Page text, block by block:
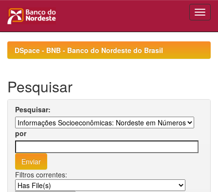
navigationDSpace - BNB - Banco do Nordeste do Brasil
Pesquisar
Pesquisar:
por
Filtros correntes: